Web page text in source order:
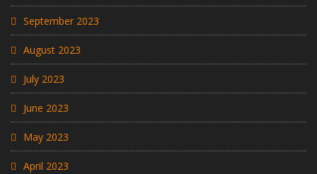
September 2023
August 2023
July 2023
June 2023
May 2023
April 2023